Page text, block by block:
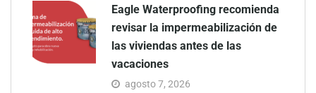
Eagle Waterproofing recomienda
revisar la impermeabilización de
las viviendas antes de las
vacaciones
agosto 7, 2026